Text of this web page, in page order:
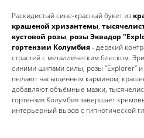
Раскидистый сине-красный букет из
крашеной хризантемы,
кустовой розы, розы Эквадор
гортензии Колумбия- дерзкий
страстей с металлическим блеском.
синими шипами силы, розы "Explorer"
пылают насыщенным кармином,
добавляют объёмные мазки,
гортензия Колумбия завершает
интерьерный вызов с гипнотической